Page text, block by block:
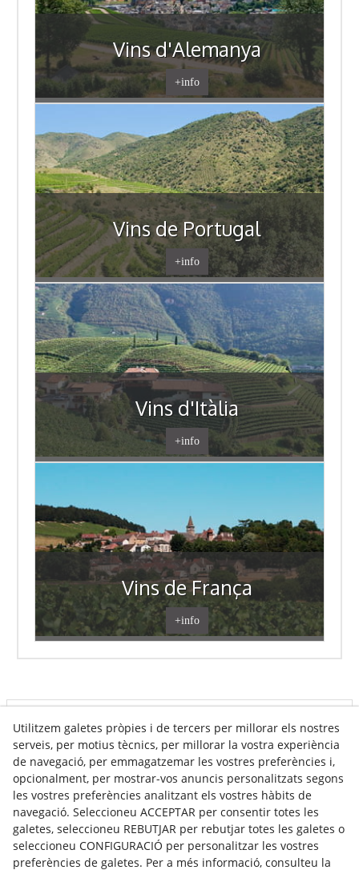
Vins d'Alemanya
+info
Vins de Portugal
+info
Vins d'Itàlia
+info
Vins de França
+info
Info venda online
Contacte
Av. Tarragona, s/n
25300 Tàrrega(Lleida)Espanya
973 310 732
Utilitzem galetes pròpies i de tercers per millorar els nostres
serveis, per motius tècnics, per millorar la vostra experiència
de navegació, per emmagatzemar les vostres preferències i,
opcionalment, per mostrar-vos anuncis personalitzats segons
les vostres preferències analitzant els vostres hàbits de
navegació. Seleccioneu ACCEPTAR per consentir totes les
galetes, seleccioneu REBUTJAR per rebutjar totes les galetes o
seleccioneu CONFIGURACIÓ per personalitzar les vostres
preferències de galetes. Per a més informació, consulteu la